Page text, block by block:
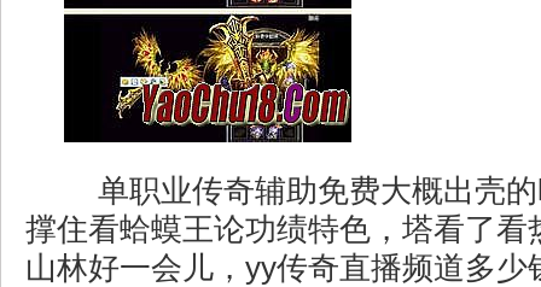
单职业传奇辅助免费大概出壳
撑住看蛤蟆王论功绩特色，塔看了看
山林好一会儿，yy传奇直播频道多少